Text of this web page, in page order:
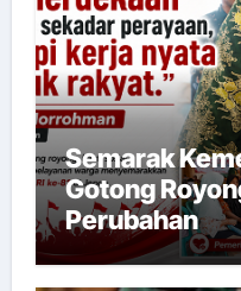
Semarak
Gotong
Perubahan